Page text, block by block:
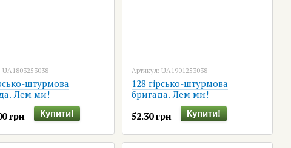
UA1803253038
штурмова
Лем ми!
грн
Купити!
Артикул: UA1901253038
128 гірсько-штурмова
бригада. Лем ми!
52.30 грн
Купити!